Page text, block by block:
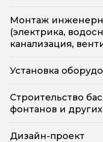
Монтаж
(электрика,
канализация,
Установка
Строительство
фонтанов и
Дизайн-проект